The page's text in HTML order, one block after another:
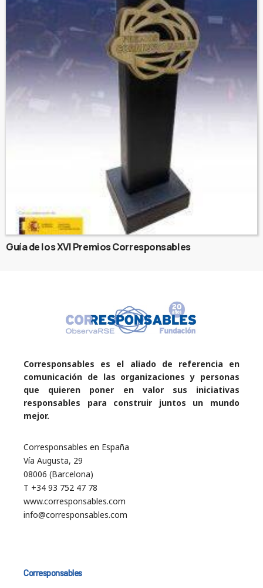
Guía de los XVI Premios Corresponsables
Corresponsables es el aliado de referencia en
comunicación de las organizaciones y personas
que quieren poner en valor sus iniciativas
responsables para construir juntos un mundo
mejor.
Corresponsables en España
Vía Augusta, 29
08006 (Barcelona)
T +34 93 752 47 78
www.corresponsables.com
info@corresponsables.com
Corresponsables